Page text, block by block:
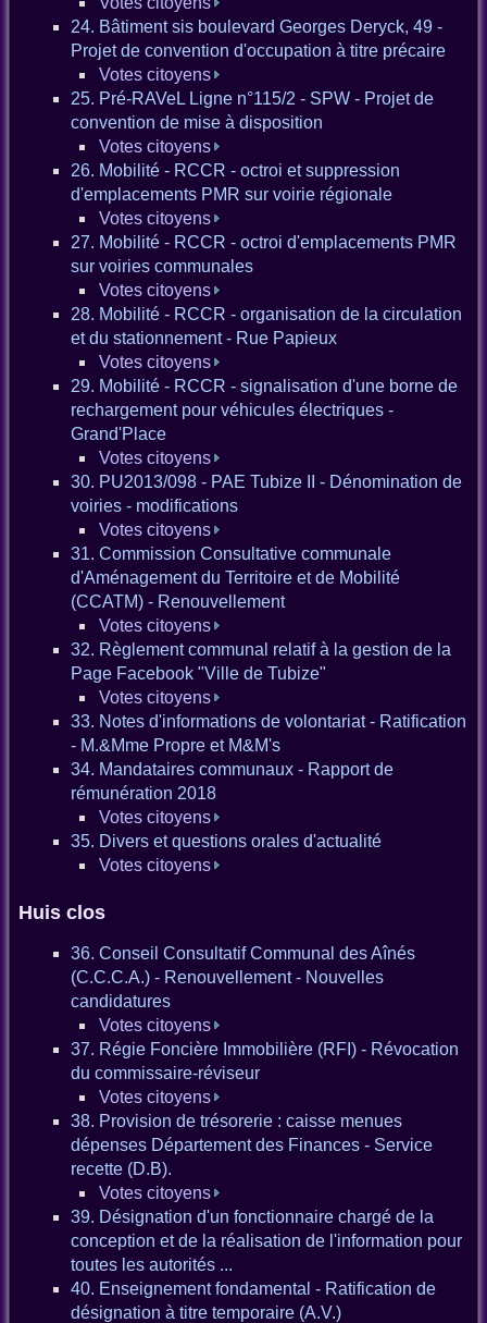
24. Bâtiment sis boulevard Georges Deryck, 49 -
Projet de convention d'occupation à titre précaire
Votes citoyens
25. Pré-RAVeL Ligne n°115/2 - SPW - Projet de
convention de mise à disposition
Votes citoyens
26. Mobilité - RCCR - octroi et suppression
d'emplacements PMR sur voirie régionale
Votes citoyens
27. Mobilité - RCCR - octroi d'emplacements PMR
sur voiries communales
Votes citoyens
28. Mobilité - RCCR - organisation de la circulation
et du stationnement - Rue Papieux
Votes citoyens
29. Mobilité - RCCR - signalisation d'une borne de
rechargement pour véhicules électriques -
Grand'Place
Votes citoyens
30. PU2013/098 - PAE Tubize II - Dénomination de
voiries - modifications
Votes citoyens
31. Commission Consultative communale
d'Aménagement du Territoire et de Mobilité
(CCATM) - Renouvellement
Votes citoyens
32. Règlement communal relatif à la gestion de la
Page Facebook "Ville de Tubize"
Votes citoyens
33. Notes d'informations de volontariat - Ratification
- M.&Mme Propre et M&M's
34. Mandataires communaux - Rapport de
rémunération 2018
Votes citoyens
35. Divers et questions orales d'actualité
Votes citoyens
Huis clos
36. Conseil Consultatif Communal des Aînés
(C.C.C.A.) - Renouvellement - Nouvelles
candidatures
Votes citoyens
37. Régie Foncière Immobilière (RFI) - Révocation
du commissaire-réviseur
Votes citoyens
38. Provision de trésorerie : caisse menues
dépenses Département des Finances - Service
recette (D.B).
Votes citoyens
39. Désignation d'un fonctionnaire chargé de la
conception et de la réalisation de l'information pour
toutes les autorités ...
40. Enseignement fondamental - Ratification de
désignation à titre temporaire (A.V.)